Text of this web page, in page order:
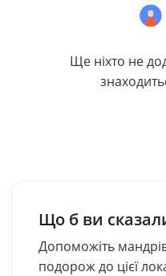
Ще ніхто не
Що б ви
Допоможіть
подорож до цієї